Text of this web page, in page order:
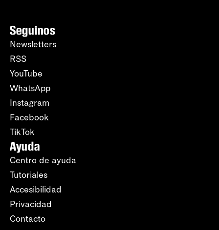
Seguinos
Newsletters
RSS
YouTube
WhatsApp
Instagram
Facebook
TikTok
Ayuda
Centro de ayuda
Tutoriales
Accesibilidad
Privacidad
Contacto